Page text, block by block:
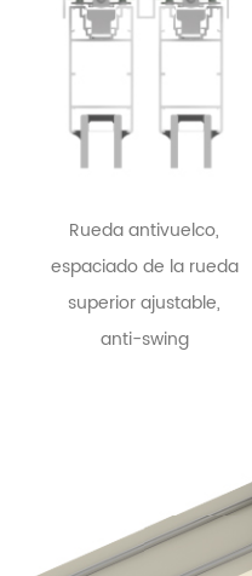
Rueda antivuelco,
espaciado de la rueda
superior ajustable,
anti-swing